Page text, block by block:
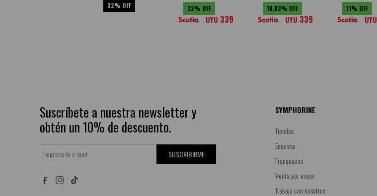
32 32
UYU 339
18,03
UYU 339
11
UYU
Suscríbete a nuestra newsletter y
obtén un 10% de descuento.
SUSCRIBIRME
 
SYMPHORINE
Tiendas
Empresa
Franquicias
Venta por mayor
Trabaja con nosotros